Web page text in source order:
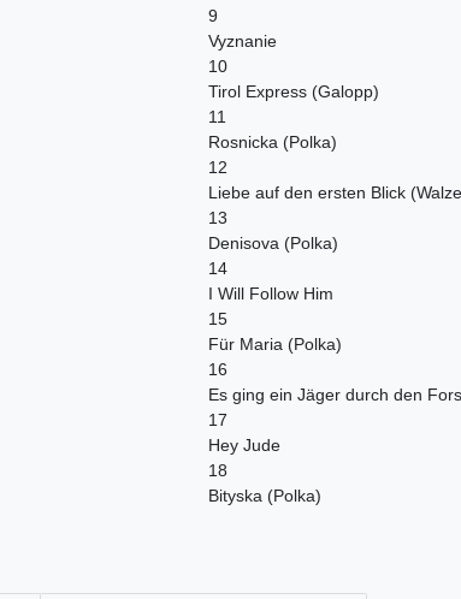
9
Vyznanie
10
Tirol Express (Galopp)
11
Rosnicka (Polka)
12
Liebe auf den ersten Blick
13
Denisova (Polka)
14
I Will Follow Him
15
Für Maria (Polka)
16
Es ging ein Jäger durch den
17
Hey Jude
18
Bityska (Polka)